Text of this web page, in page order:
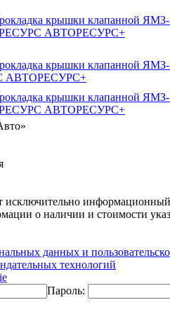
крышки клапанной
АВТОРЕСУРС+
крышки клапанной
АВТОРЕСУРС+
крышки клапанной
АВТОРЕСУРС+
исключительно
о наличии и стоимости
данных и
технологий
Пароль: